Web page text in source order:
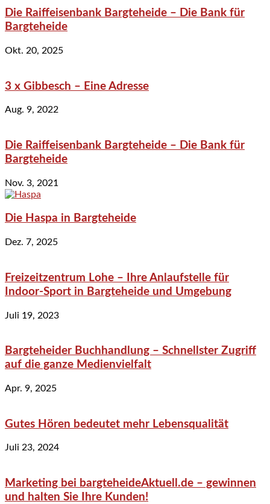
Die Raiffeisenbank Bargteheide – Die Bank für
Bargteheide
Okt. 20, 2025
3 x Gibbesch – Eine Adresse
Aug. 9, 2022
Die Raiffeisenbank Bargteheide – Die Bank für
Bargteheide
Nov. 3, 2021
Die Haspa in Bargteheide
Dez. 7, 2025
Freizeitzentrum Lohe – Ihre Anlaufstelle für
Indoor-Sport in Bargteheide und Umgebung
Juli 19, 2023
Bargteheider Buchhandlung – Schnellster Zugriff
auf die ganze Medienvielfalt
Apr. 9, 2025
Gutes Hören bedeutet mehr Lebensqualität
Juli 23, 2024
Marketing bei bargteheideAktuell.de – gewinnen
und halten Sie Ihre Kunden!